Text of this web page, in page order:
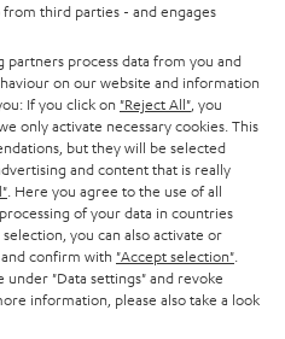
die richtigen für mich?
von mehreren grundlegenden
und dein evtl. bereits
ray PlayeroderVerstärkerrelevant
d. h. für welchen Zweck oder
wirst. Soll vorrangig basslastige
werden, so ist solltest du
wie unsere ULTIMA 40 nutzen.
Fans gehörst und dir der Mittel-und
solltest du bei der Auswahl der
Große Standlautsprecher
dass diese mehr Leistung (Watt)
als z.B. kleinere
third parties - and engages
process data from you and
on our website and information
If you click on "Reject All" , you
only activate necessary cookies. This
but they will be selected
and content that is really
. Here you agree to the use of all
of your data in countries
you can also activate or
confirm with "Accept selection"
under "Data settings" and revoke
information, please also take a look